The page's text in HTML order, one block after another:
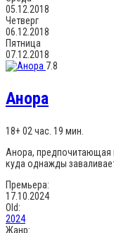
05.12.2018
Четверг
06.12.2018
Пятница
07.12.2018
7.8
Анора
18+02 час. 19 мин.
Анора, предпочитающая
куда однажды
Премьера:
17.10.2024
Old:
2024
Жанр: